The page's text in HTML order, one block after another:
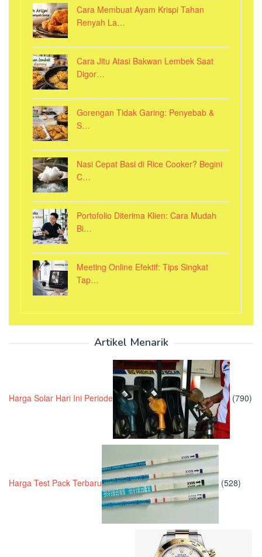
Cara Membuat Ayam Krispi Tahan
Renyah La…
Cara Jitu Atasi Bakwan Lembek Saat
Digor…
Gorengan Tidak Garing: Penyebab &
S…
Nasi Cepat Basi di Rice Cooker? Begini
C…
Portofolio Diterima Klien: Cara Mudah
Bi…
Meeting Online Efektif: Tips Singkat
Tap…
Artikel Menarik
Harga Solar Hari Ini Periode (790)
Harga Test Pack Terbaru (528)